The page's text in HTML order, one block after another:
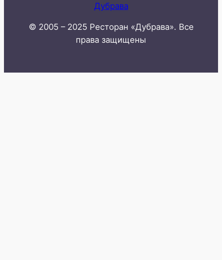
Дубрава
© 2005 – 2025 Ресторан «Дубрава». Все
права защищены